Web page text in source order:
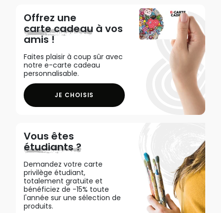
Offrez une
carte cadeau à vos
amis !
Faites plaisir à coup sûr avec
notre e-carte cadeau
personnalisable.
JE CHOISIS
Vous êtes
étudiants ?
Demandez votre carte
privilège étudiant,
totalement gratuite et
bénéficiez de -15% toute
l'année sur une sélection de
produits.